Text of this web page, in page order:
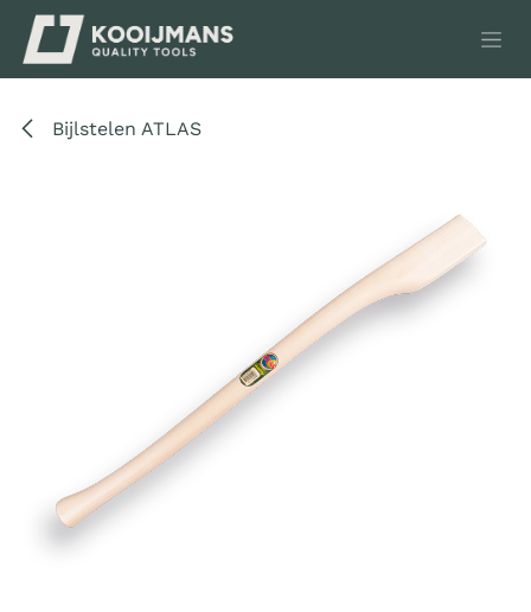
Overslaan naar inhoud
Bijlstelen ATLAS